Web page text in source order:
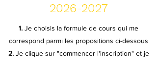
2026-2027
1. Je choisis la formule de cours qui me
correspond parmi les propositions ci-dessous
2.Je clique sur "commencer l'inscription" et je